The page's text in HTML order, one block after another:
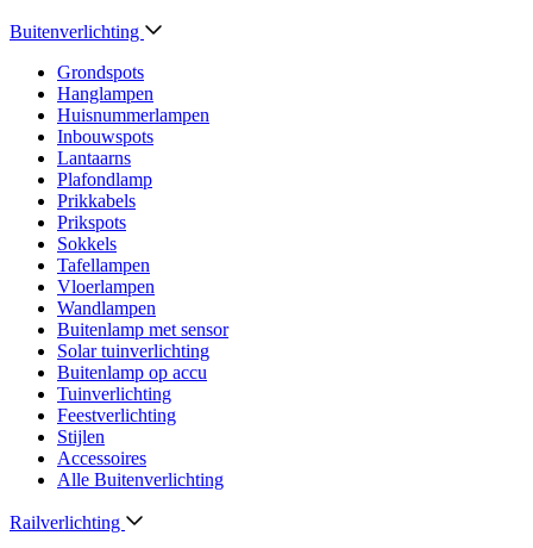
Buitenverlichting
Grondspots
Hanglampen
Huisnummerlampen
Inbouwspots
Lantaarns
Plafondlamp
Prikkabels
Prikspots
Sokkels
Tafellampen
Vloerlampen
Wandlampen
Buitenlamp met sensor
Solar tuinverlichting
Buitenlamp op accu
Tuinverlichting
Feestverlichting
Stijlen
Accessoires
Alle Buitenverlichting
Railverlichting